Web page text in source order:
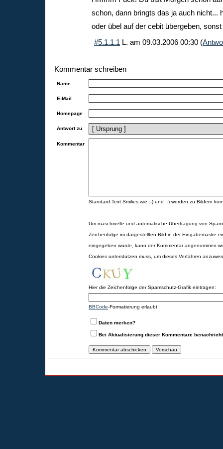
schon, dann bringts das ja auch nicht...
oder übel auf der cebit übergeben,
#5.1.1.1 L. am 09.03.2006 00:30 (
Kommentar schreiben
Name
E-Mail
Homepage
Antwort zu
Kommentar
Standard-Text Smilies wie :-) und ;-) werden zu Bildern
Um maschinelle und automatische Übertragung von
Zeichenfolge im dargestellten Bild in der Eingabemaske
eingegeben wurde, kann der Kommentar angenommen
Cookies unterstützen muss, um dieses Verfahren
Hier die Zeichenfolge der Spamschutz-Grafik eintragen:
BBCode-Formatierung erlaubt
Daten merken?
Bei Aktualisierung dieser Kommentare